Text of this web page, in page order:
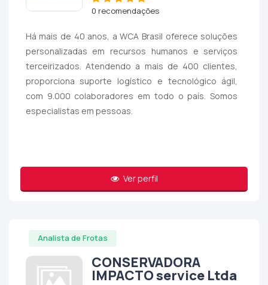
0 recomendações
Há mais de 40 anos, a WCA Brasil oferece soluções
personalizadas em recursos humanos e serviços
terceirizados. Atendendo a mais de 400 clientes,
proporciona suporte logístico e tecnológico ágil,
com 9.000 colaboradores em todo o país. Somos
especialistas em pessoas.
Ver perfil
Analista de Frotas
CONSERVADORA
IMPACTO service Ltda